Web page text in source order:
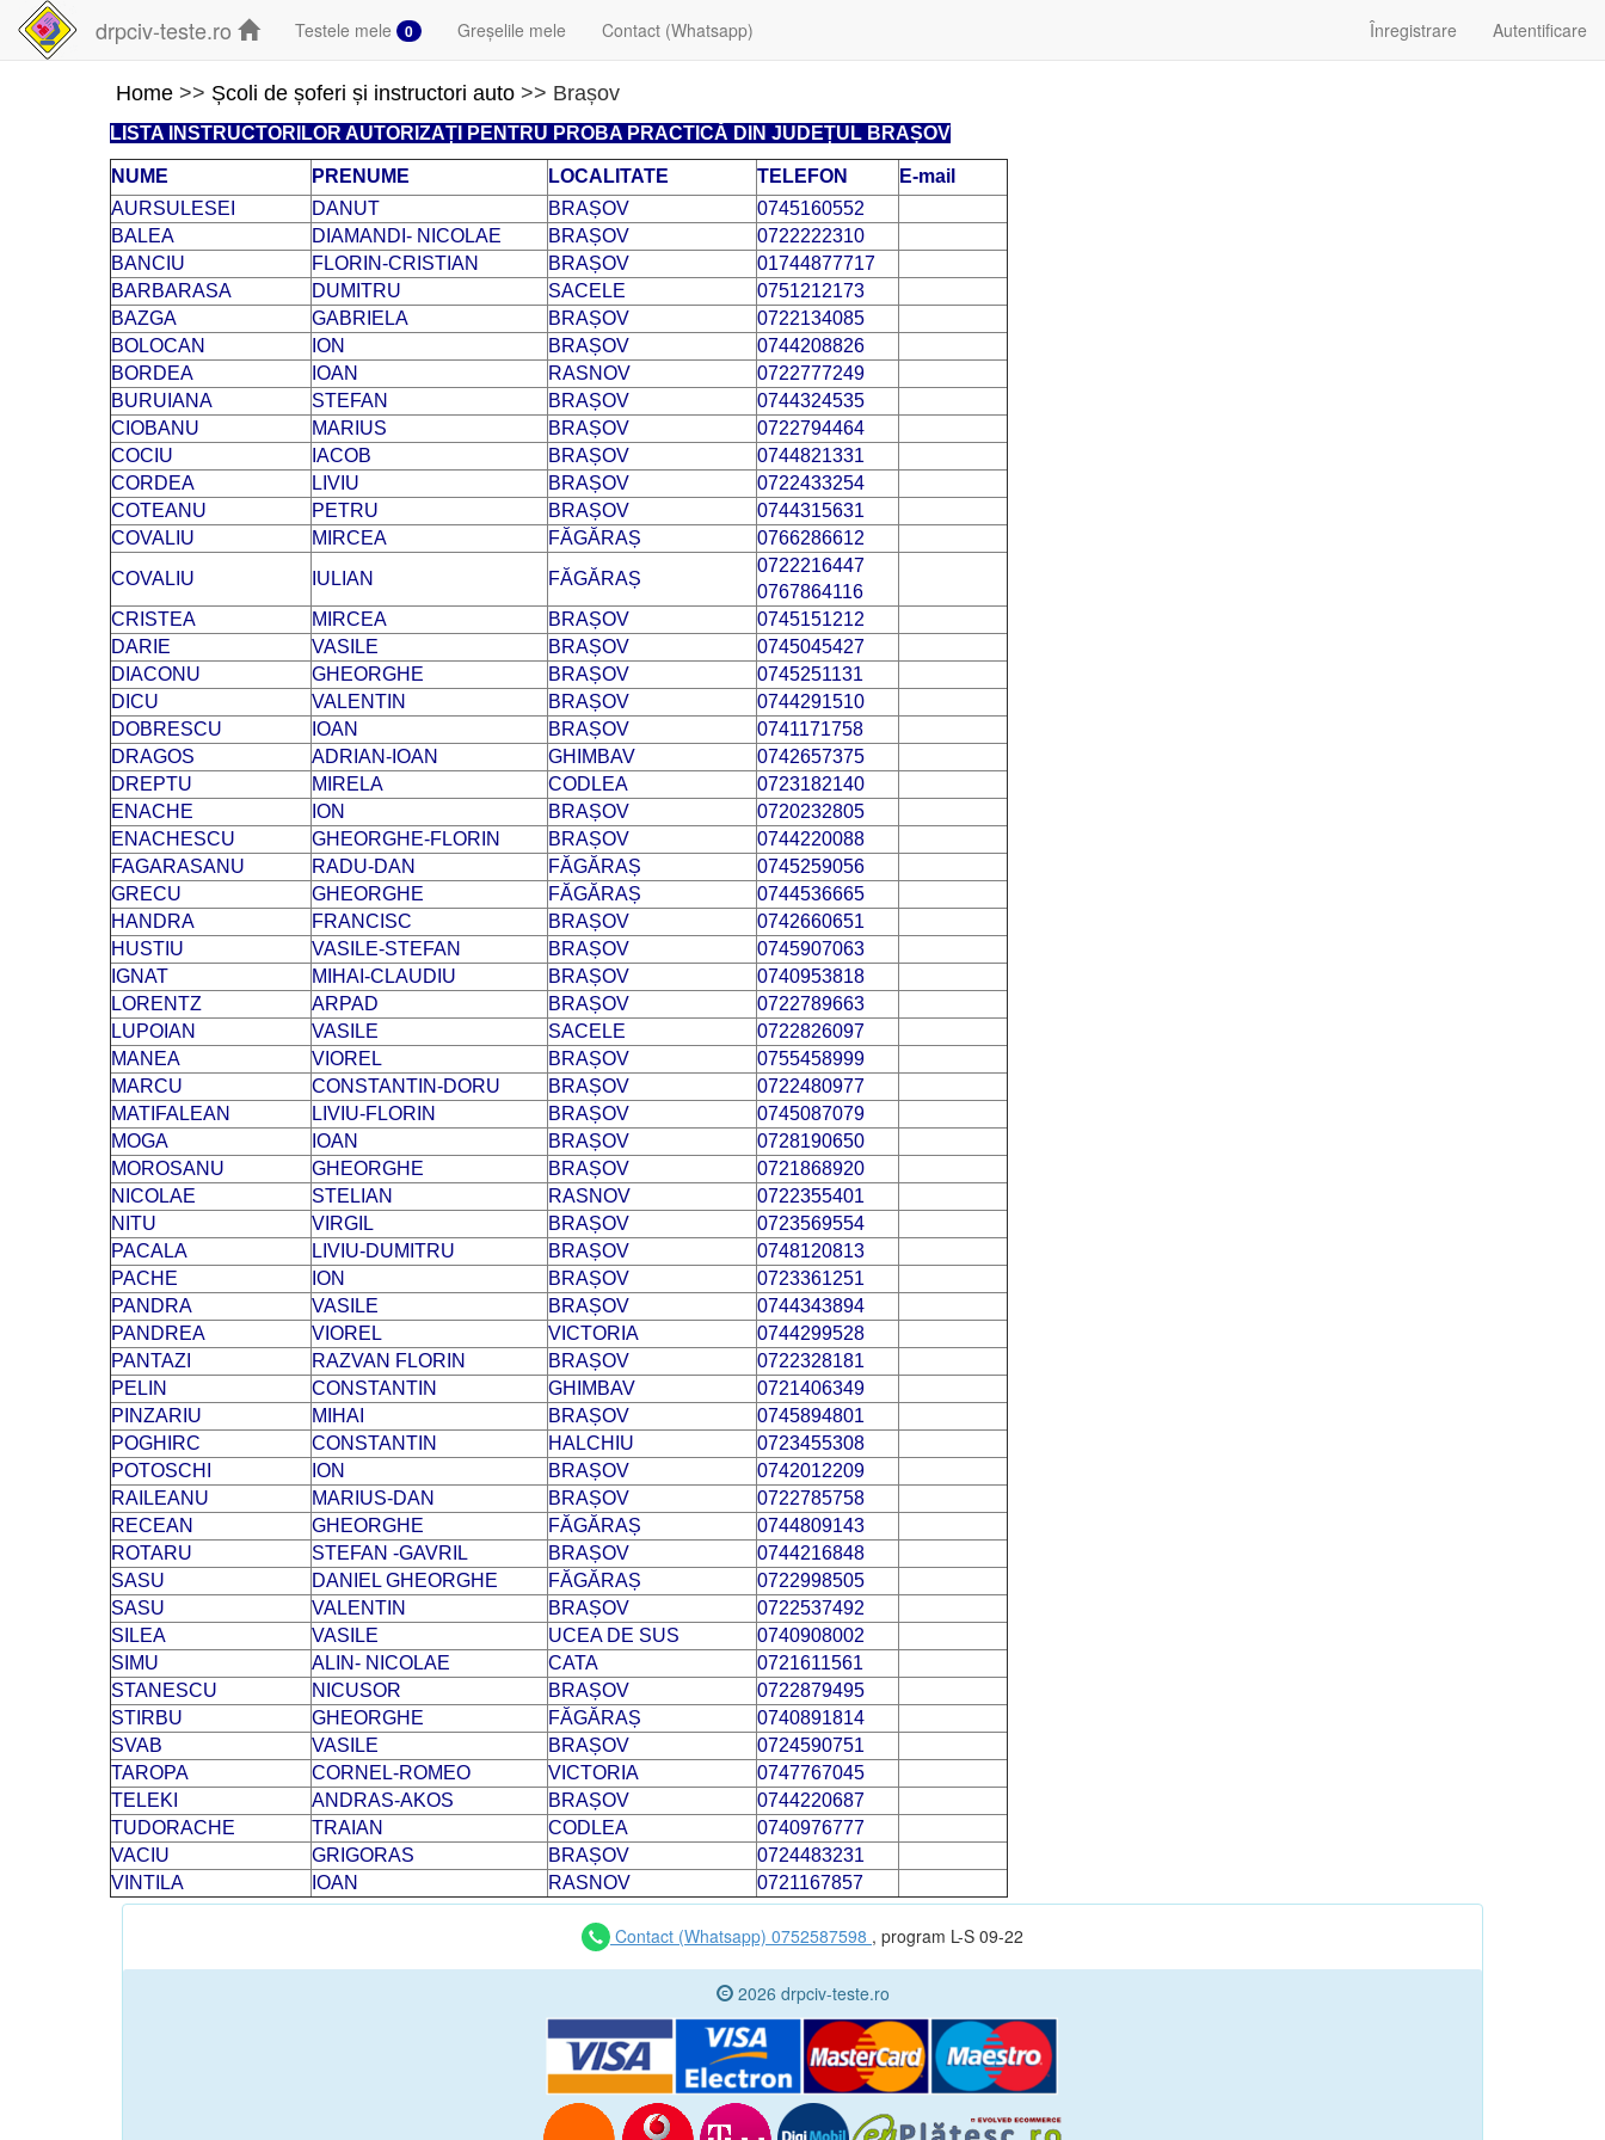
drpciv-teste.ro Testele mele 0 Greșelile mele Contact (Whatsapp) Înregistrare Autentificare
Home >> Școli de șoferi și instructori auto >> Brașov
LISTA INSTRUCTORILOR AUTORIZAȚI PENTRU PROBA PRACTICĂ DIN JUDEȚUL BRAȘOV
NUME PRENUME LOCALITATE TELEFON
E-mail
AURSULESEI
DANUT BRAȘOV
0745160552
BALEA
DIAMANDI- NICOLAE BRAȘOV
0722222310
BANCIU
FLORIN-CRISTIAN BRAȘOV
01744877717
BARBARASA
DUMITRU SACELE
0751212173
BAZGA
GABRIELA BRAȘOV
0722134085
BOLOCAN
ION BRAȘOV
0744208826
BORDEA
IOAN RASNOV
0722777249
BURUIANA
STEFAN BRAȘOV
0744324535
CIOBANU
MARIUS BRAȘOV
0722794464
COCIU
IACOB BRAȘOV
0744821331
CORDEA
LIVIU BRAȘOV
0722433254
COTEANU
PETRU BRAȘOV
0744315631
COVALIU
MIRCEA FĂGĂRAȘ
0766286612
COVALIU
IULIAN FĂGĂRAȘ
0722216447
0767864116
CRISTEA
MIRCEA BRAȘOV
0745151212
DARIE
VASILE BRAȘOV
0745045427
DIACONU
GHEORGHE BRAȘOV
0745251131
DICU
VALENTIN BRAȘOV
0744291510
DOBRESCU
IOAN BRAȘOV
0741171758
DRAGOS
ADRIAN-IOAN GHIMBAV
0742657375
DREPTU
MIRELA CODLEA
0723182140
ENACHE
ION BRAȘOV
0720232805
ENACHESCU
GHEORGHE-FLORIN BRAȘOV
0744220088
FAGARASANU
RADU-DAN FĂGĂRAȘ
0745259056
GRECU
GHEORGHE FĂGĂRAȘ
0744536665
HANDRA
FRANCISC BRAȘOV
0742660651
HUSTIU
VASILE-STEFAN BRAȘOV
0745907063
IGNAT
MIHAI-CLAUDIU BRAȘOV
0740953818
LORENTZ
ARPAD BRAȘOV
0722789663
LUPOIAN
VASILE SACELE
0722826097
MANEA
VIOREL BRAȘOV
0755458999
MARCU
CONSTANTIN-DORU BRAȘOV
0722480977
MATIFALEAN
LIVIU-FLORIN BRAȘOV
0745087079
MOGA
IOAN BRAȘOV
0728190650
MOROSANU
GHEORGHE BRAȘOV
0721868920
NICOLAE
STELIAN RASNOV
0722355401
NITU
VIRGIL BRAȘOV
0723569554
PACALA
LIVIU-DUMITRU BRAȘOV
0748120813
PACHE
ION BRAȘOV
0723361251
PANDRA
VASILE BRAȘOV
0744343894
PANDREA
VIOREL VICTORIA
0744299528
PANTAZI
RAZVAN FLORIN BRAȘOV
0722328181
PELIN
CONSTANTIN GHIMBAV
0721406349
PINZARIU
MIHAI BRAȘOV
0745894801
POGHIRC
CONSTANTIN HALCHIU
0723455308
POTOSCHI
ION BRAȘOV
0742012209
RAILEANU
MARIUS-DAN BRAȘOV
0722785758
RECEAN
GHEORGHE FĂGĂRAȘ
0744809143
ROTARU
STEFAN -GAVRIL BRAȘOV
0744216848
SASU
DANIEL GHEORGHE FĂGĂRAȘ
0722998505
SASU
VALENTIN BRAȘOV
0722537492
SILEA
VASILE UCEA DE SUS
0740908002
SIMU
ALIN- NICOLAE CATA
0721611561
STANESCU
NICUSOR BRAȘOV
0722879495
STIRBU
GHEORGHE FĂGĂRAȘ
0740891814
SVAB
VASILE BRAȘOV
0724590751
TAROPA
CORNEL-ROMEO VICTORIA
0747767045
TELEKI
ANDRAS-AKOS BRAȘOV
0744220687
TUDORACHE
TRAIAN CODLEA
0740976777
VACIU
GRIGORAS BRAȘOV
0724483231
VINTILA
IOAN RASNOV 0721167857
Contact (Whatsapp) 0752587598 , program L-S 09-22
2026 drpciv-teste.ro